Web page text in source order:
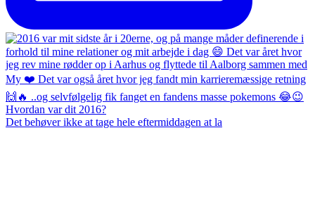
Det behøver ikke at tage hele eftermiddagen at la